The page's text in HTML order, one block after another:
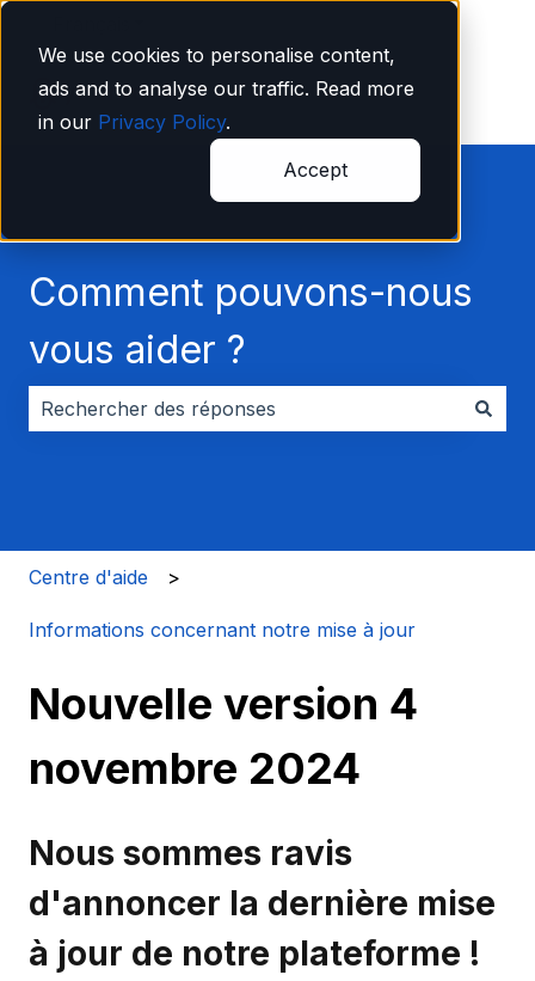
We use cookies to personalise content,
ads and to analyse our traffic. Read more
in our Privacy Policy.
Accept
Comment pouvons-nous
vous aider ?
Centre d'aide
Informations concernant notre mise à jour
Nouvelle version 4
novembre 2024
Nous sommes ravis
d'annoncer la dernière mise
à jour de notre plateforme !